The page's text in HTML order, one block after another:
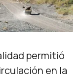
permitió
en la